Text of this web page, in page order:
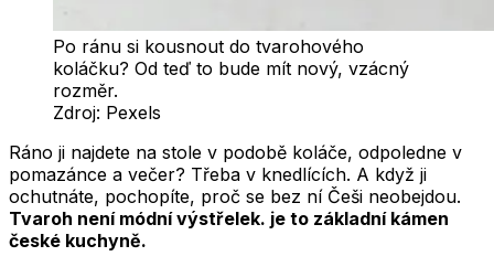
Po ránu si kousnout do tvarohového
koláčku? Od teď to bude mít nový, vzácný
rozměr.
Zdroj: Pexels
Ráno ji najdete na stole v podobě koláče, odpoledne v
pomazánce a večer? Třeba v knedlících. A když ji
ochutnáte, pochopíte, proč se bez ní Češi neobejdou.
Tvaroh není módní výstřelek. je to základní kámen
české kuchyně.